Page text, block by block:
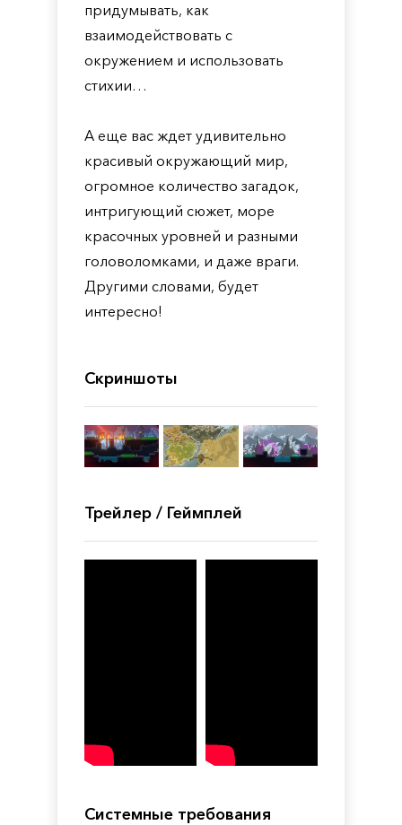
придумывать, как
взаимодействовать с
окружением и использовать
стихии…
А еще вас ждет удивительно
красивый окружающий мир,
огромное количество загадок,
интригующий сюжет, море
красочных уровней и разными
головоломками, и даже враги.
Другими словами, будет
интересно!
Скриншоты
Трейлер / Геймплей
Системные требования